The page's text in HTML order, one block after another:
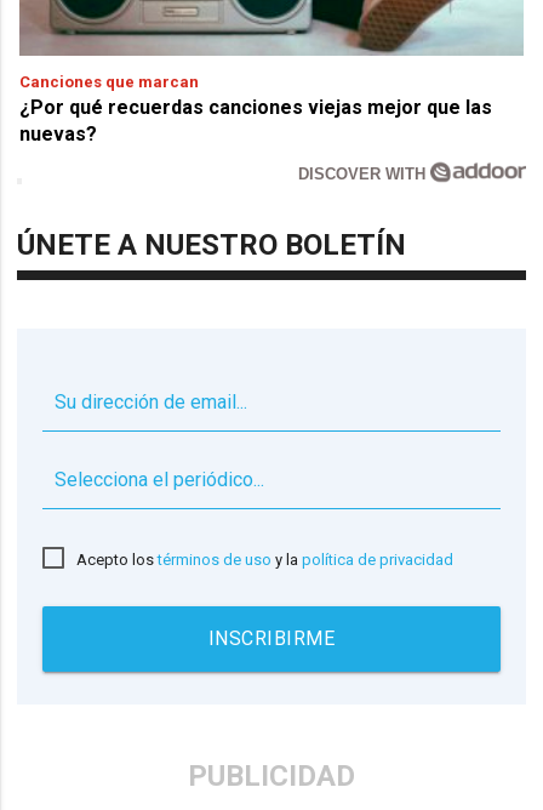
Canciones que marcan
¿Por qué recuerdas canciones viejas mejor que las
nuevas?
DISCOVER WITH
ÚNETE A NUESTRO BOLETÍN
Acepto lostérminos de uso y lapolítica de privacidad
INSCRIBIRME
PUBLICIDAD